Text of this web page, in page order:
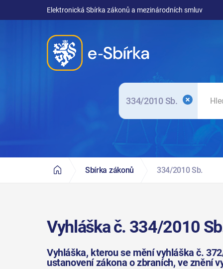
Elektronická Sbírka zákonů a mezinárodních smluv
334/2010 Sb.
Sbírka zákonů 334/2010 Sb.
Vyhláška č. 334/2010
Vyhláška, kterou se mění vyhláška č.
ustanovení zákona o zbraních, ve znění